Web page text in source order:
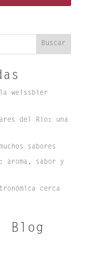
Buscar
weissbier
del Río: una
sabores
aroma, sabor y
cerca
Blog